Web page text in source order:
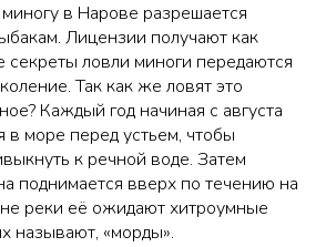
в Нарове разрешается
Лицензии получают как
секреты ловли миноги передаются
Так как же ловят это
Каждый год начиная с августа
в море перед устьем, чтобы
к речной воде. Затем
поднимается вверх по течению на
реки её ожидают хитроумные
называют, «морды».